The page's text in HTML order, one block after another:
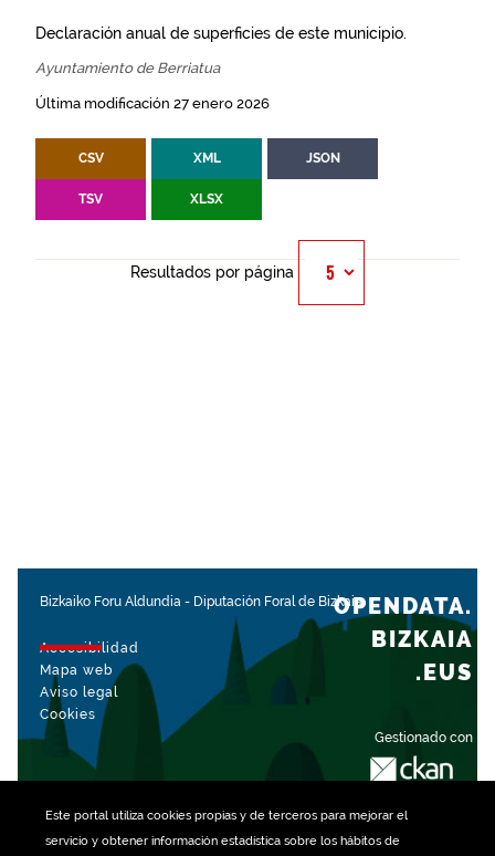
Este portal utiliza cookiespropias y de terceros para mejorar el
servicio y obtener información estadística sobre los hábitos de
Declaración anual de superficies de este municipio.
Ayuntamiento de Berriatua
Última modificación 27 enero 2026
CSV XML JSON
TSV XLSX
Resultados por página
Bizkaiko Foru Aldundia - Diputación Foral de Bizkaia
Accesibilidad
Mapa web
Aviso legal
Cookies
Gestionado con
OPENDATA.
BIZKAIA
.EUS